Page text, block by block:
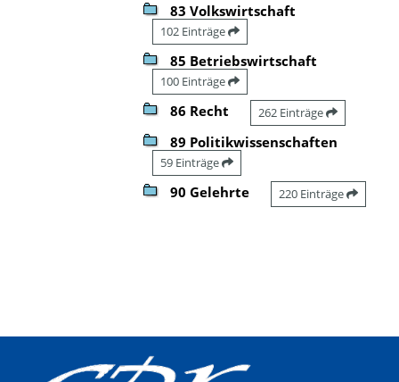
83 Volkswirtschaft
102 Einträge
85 Betriebswirtschaft
100 Einträge
86 Recht 262 Einträge
89 Politikwissenschaften
59 Einträge
90 Gelehrte 220 Einträge